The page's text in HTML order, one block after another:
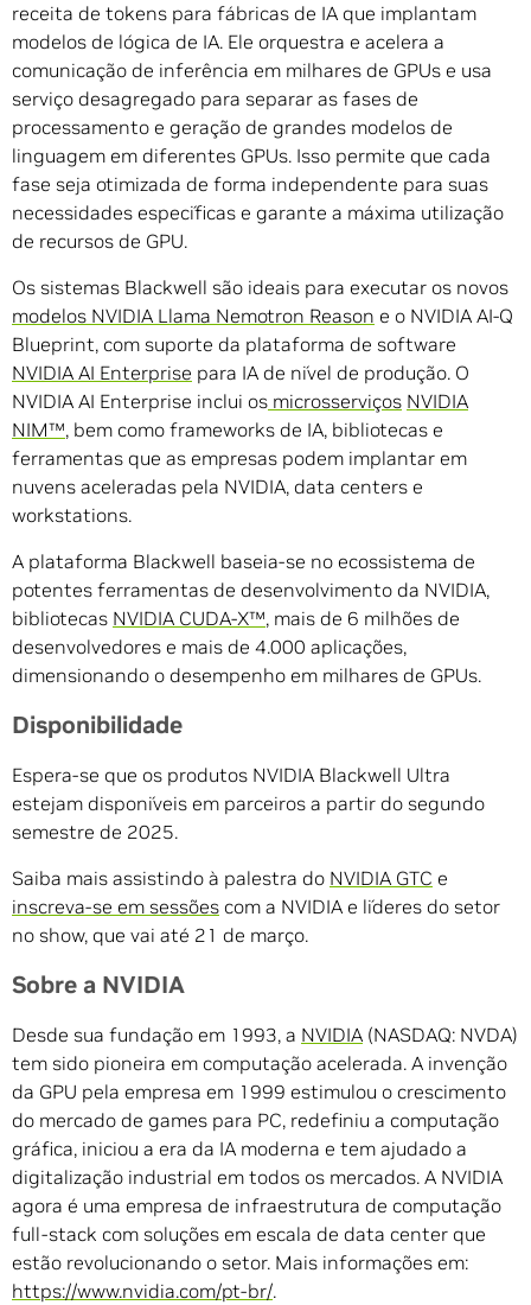
receita de tokens para fábricas de IA que implantam
modelos de lógica de IA. Ele orquestra e acelera a
comunicação de inferência em milhares de GPUs e usa
serviço desagregado para separar as fases de
processamento e geração de grandes modelos de
linguagem em diferentes GPUs. Isso permite que cada
fase seja otimizada de forma independente para suas
necessidades específicas e garante a máxima utilização
de recursos de GPU.
Os sistemas Blackwell são ideais para executar os novos
modelos NVIDIA Llama Nemotron Reason e o NVIDIA AI-Q
Blueprint, com suporte da plataforma de software
NVIDIA AI Enterprise para IA de nível de produção. O
NVIDIA AI Enterprise inclui os microsserviços NVIDIA
NIM™, bem como frameworks de IA, bibliotecas e
ferramentas que as empresas podem implantar em
nuvens aceleradas pela NVIDIA, data centers e
workstations.
A plataforma Blackwell baseia-se no ecossistema de
potentes ferramentas de desenvolvimento da NVIDIA,
bibliotecas NVIDIA CUDA-X™, mais de 6 milhões de
desenvolvedores e mais de 4.000 aplicações,
dimensionando o desempenho em milhares de GPUs.
Disponibilidade
Espera-se que os produtos NVIDIA Blackwell Ultra
estejam disponíveis em parceiros a partir do segundo
semestre de 2025.
Saiba mais assistindo à palestra do NVIDIA GTC e
inscreva-se em sessões com a NVIDIA e líderes do setor
no show, que vai até 21 de março.
Sobre a NVIDIA
Desde sua fundação em 1993, a NVIDIA (NASDAQ: NVDA)
tem sido pioneira em computação acelerada. A invenção
da GPU pela empresa em 1999 estimulou o crescimento
do mercado de games para PC, redefiniu a computação
gráfica, iniciou a era da IA moderna e tem ajudado a
digitalização industrial em todos os mercados. A NVIDIA
agora é uma empresa de infraestrutura de computação
full-stack com soluções em escala de data center que
estão revolucionando o setor. Mais informações em:
https://www.nvidia.com/pt-br/.